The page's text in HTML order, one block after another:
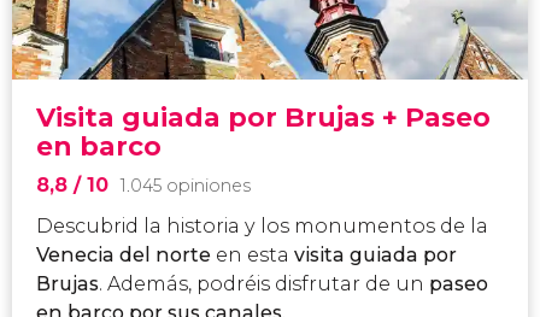
Visita guiada por Brujas + Paseo
en barco
8,8 / 10 1.045 opiniones
Descubrid la historia y los monumentos de la
Venecia del norte en esta visita guiada por
Brujas. Además, podréis disfrutar de un paseo
en barco por sus canales.